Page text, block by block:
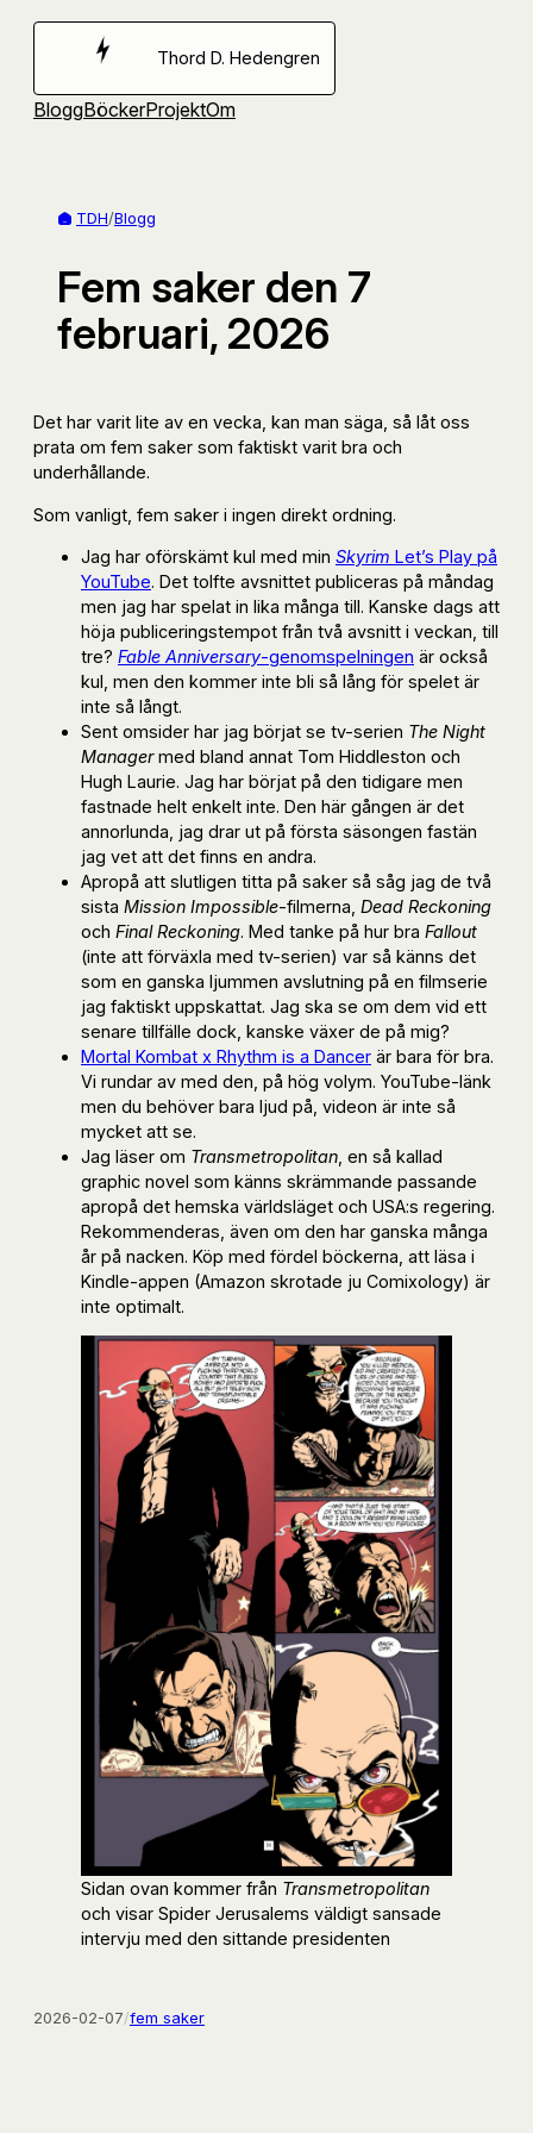
Hoppa
Thord D. Hedengren
BloggBöckerProjektOm
TDH/Blogg
Fem saker den 7
februari, 2026
Det har varit lite av en vecka, kan man säga, så låt oss
prata om fem saker som faktiskt varit bra och
underhållande.
Som vanligt, fem saker i ingen direkt ordning.
Jag har oförskämt kul med min Skyrim Let’s Play på
YouTube. Det tolfte avsnittet publiceras på måndag
men jag har spelat in lika många till. Kanske dags att
höja publiceringstempot från två avsnitt i veckan, till
tre? Fable Anniversary-genomspelningen är också
kul, men den kommer inte bli så lång för spelet är
inte så långt.
Sent omsider har jag börjat se tv-serien The Night
Managermed bland annat Tom Hiddleston och
Hugh Laurie. Jag har börjat på den tidigare men
fastnade helt enkelt inte. Den här gången är det
annorlunda, jag drar ut på första säsongen fastän
jag vet att det finns en andra.
Apropå att slutligen titta på saker så såg jag de två
sista Mission Impossible-filmerna, Dead Reckoning
och Final Reckoning. Med tanke på hur bra Fallout
(inte att förväxla med tv-serien) var så känns det
som en ganska ljummen avslutning på en filmserie
jag faktiskt uppskattat. Jag ska se om dem vid ett
senare tillfälle dock, kanske växer de på mig?
Mortal Kombat x Rhythm is a Dancer är bara för bra.
Vi rundar av med den, på hög volym. YouTube-länk
men du behöver bara ljud på, videon är inte så
mycket att se.
Jag läser om Transmetropolitan , en så kallad
graphic novel som känns skrämmande passande
apropå det hemska världsläget och USA:s regering.
Rekommenderas, även om den har ganska många
år på nacken. Köp med fördel böckerna, att läsa i
Kindle-appen (Amazon skrotade ju Comixology) är
inte optimalt.
Sidan ovan kommer från Transmetropolitan
och visar Spider Jerusalems väldigt sansade
intervju med den sittande presidenten
2026-02-07/fem saker